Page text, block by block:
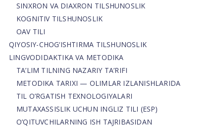
SINXRON VA DIAXRON TILSHUNOSLIK
KOGNITIV TILSHUNOSLIK
OAV TILI
QIYOSIY-CHOG‘ISHTIRMA TILSHUNOSLIK
LINGVODIDAKTIKA VA METODIKA
TA’LIM TILNING NAZARIY TA’RIFI
METODIKA TARIXI — OLIMLAR IZLANISHLARIDA
TIL O’RGATISH TEXNOLOGIYALARI
MUTAXASSISLIK UCHUN INGLIZ TILI (ESP)
O’QITUVCHILARNING ISH TAJRIBASIDAN